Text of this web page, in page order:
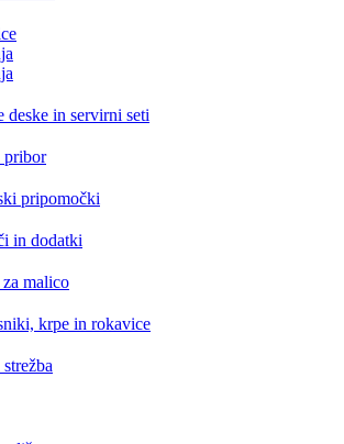
deske in servirni seti
pribor
pripomočki
in dodatki
za malico
krpe in rokavice